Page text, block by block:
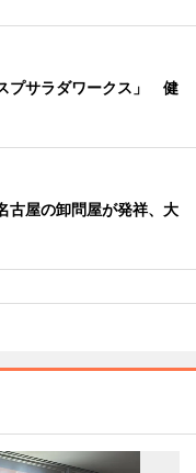
プサラダワークス」 健
屋の卸問屋が発祥、大